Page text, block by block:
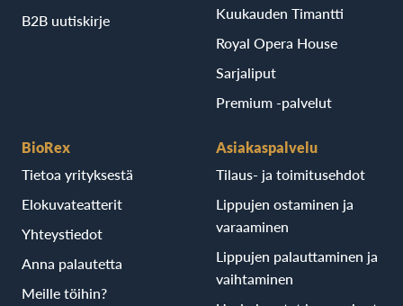
B2B uutiskirje
Kuukauden Timantti
Royal Opera House
Sarjaliput
Premium -palvelut
BioRex
Tietoa yrityksestä
Elokuvateatterit
Yhteystiedot
Anna palautetta
Meille töihin?
Asiakaspalvelu
Tilaus- ja toimitusehdot
Lippujen ostaminen ja
varaaminen
Lippujen palauttaminen ja
vaihtaminen